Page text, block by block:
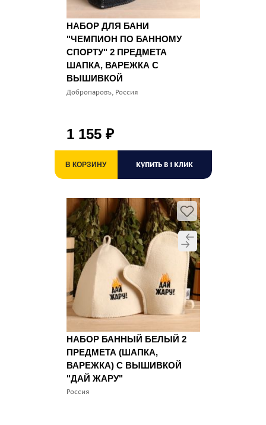
НАБОР ДЛЯ БАНИ
"ЧЕМПИОН ПО БАННОМУ
СПОРТУ" 2 ПРЕДМЕТА
ШАПКА, ВАРЕЖКА С
ВЫШИВКОЙ
Добропаровъ, Россия
1 155 ₽
В КОРЗИНУ КУПИТЬ В 1 КЛИК
НАБОР БАННЫЙ БЕЛЫЙ 2
ПРЕДМЕТА (ШАПКА,
ВАРЕЖКА) С ВЫШИВКОЙ
"ДАЙ ЖАРУ"
Россия